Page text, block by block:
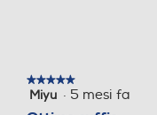
5
su
Miyu · 5 mesi fa
Ottime cuffie